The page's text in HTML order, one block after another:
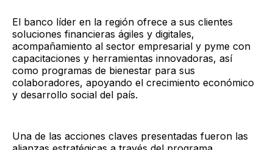
El banco líder en la región ofrece a sus clientes
soluciones financieras ágiles y digitales,
acompañamiento al sector empresarial y pyme con
capacitaciones y herramientas innovadoras, así
como programas de bienestar para sus
colaboradores, apoyando el crecimiento económico
y desarrollo social del país.
Una de las acciones claves presentadas fueron las